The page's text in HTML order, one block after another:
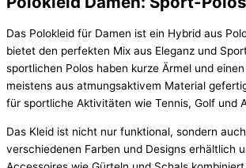
Das Polokleid für Damen ist ein Hybrid aus
bietet den perfekten Mix aus Eleganz und
sportlichen Polos haben kurze Ärmel und
meistens aus atmungsaktivem Material
für sportliche Aktivitäten wie Tennis, Golf und
Das Kleid ist nicht nur funktional, sondern
verschiedenen Farben und Designs erhältlich